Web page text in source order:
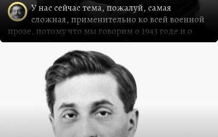
У нас сейчас тема, пожалуй, самая
сложная, применительно ко всей военной
прозе, потому что мы говорим о 1943 годе и о
повести Михаила Зощенко «Перед восходом
солнца». Эта вещь прямого отношения к войне
не имеет, но то косвенное, которое она имеет,
мне представляется, может быть, даже более
значительным.
О войне по горячим следам написать очень
трудно, война предполагает три жанра —
публицистика, если считать ее частью